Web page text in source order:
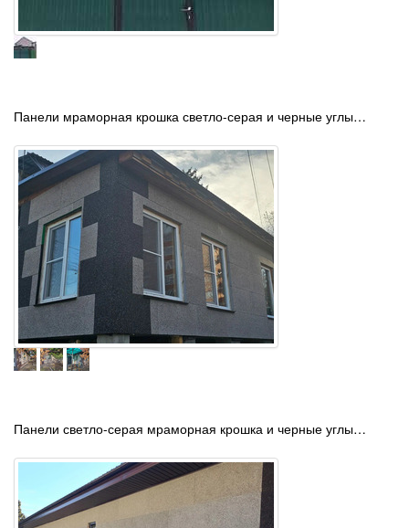
Панели мраморная крошка светло-серая и черные углы…
Панели светло-серая мраморная крошка и черные углы…